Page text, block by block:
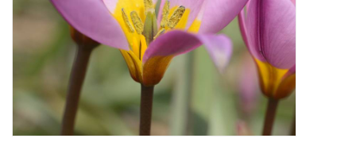
Beratung
Unser Garten!
Starke Zwiebel Tage